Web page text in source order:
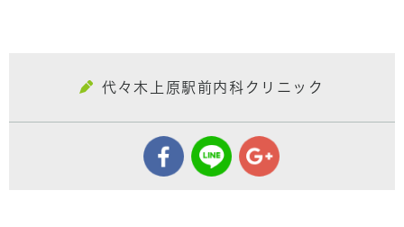
代々木上原駅前内科クリニック